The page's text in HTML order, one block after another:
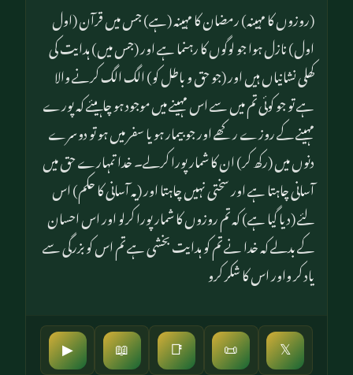
(روزوں کا مہینہ) رمضان کا مہینہ (ہے) جس میں قرآن (اول
اول) نازل ہوا جو لوگوں کا رہنما ہے اور (جس میں) ہدایت کی
کھلی نشانیاں ہیں اور (جو حق و باطل کو) الگ الگ کرنے والا
ہے تو جو کوئی تم میں سے اس مہینے میں موجود ہو چاہیئے کہ پورے
مہینے کے روزے رکھے اور جو بیمار ہو یا سفر میں ہو تو دوسرے
دنوں میں (رکھ کر) ان کا شمار پورا کرلے۔ خدا تمہارے حق میں
آسانی چاہتا ہے اور سختی نہیں چاہتا اور (یہ آسانی کا حکم) اس
لئے (دیا گیا ہے) کہ تم روزوں کا شمار پورا کرلو اور اس احسان
کے بدلے کہ خدا نے تم کو ہدایت بخشی ہے تم اس کو بزرگی سے
یاد کر واور اس کا شکر کرو
▶ 📖 📑 📜 𝕏